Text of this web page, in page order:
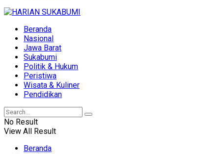
Beranda
Nasional
Jawa Barat
Sukabumi
Politik & Hukum
Peristiwa
Wisata & Kuliner
Pendidikan
No Result
View All Result
Beranda